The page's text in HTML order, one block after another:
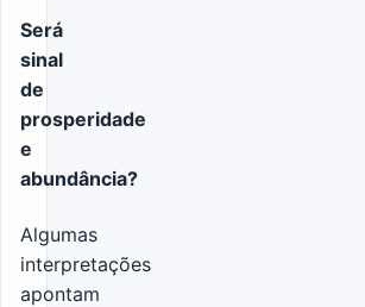
Será
sinal
de
prosperidade
e
abundância?
Algumas
interpretações
apontam